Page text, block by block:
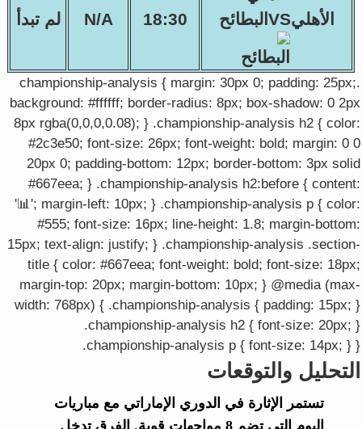
الأهليVSالبطائح 18:30
N/A لم تبدأ
.championship-analysis { margin: 30px 0; padding: 25px;
background: #ffffff; border-radius: 8px; box-shadow: 0 2px
8px rgba(0,0,0,0.08); } .championship-analysis h2 { color:
#2c3e50; font-size: 26px; font-weight: bold; margin: 0 0
20px 0; padding-bottom: 12px; border-bottom: 3px solid
#667eea; } .championship-analysis h2:before { content:
'📊'; margin-left: 10px; } .championship-analysis p { color:
#555; font-size: 16px; line-height: 1.8; margin-bottom:
15px; text-align: justify; } .championship-analysis .section-
title { color: #667eea; font-weight: bold; font-size: 18px;
margin-top: 20px; margin-bottom: 10px; } @media (max-
width: 768px) { .championship-analysis { padding: 15px; }
.championship-analysis h2 { font-size: 20px; }
.championship-analysis p { font-size: 14px; } }
التحليل والتوقعات
تستمر الإثارة في الدوري الإماراتي مع مباريات
اليوم التي تضم 8 مواجهات قوية. الفرق تدخل